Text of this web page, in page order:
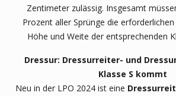
Zentimeter zulässig. Insgesamt
Prozent aller Sprünge die
Höhe und Weite der entsprechenden
Dressur: Dressurreiter- und
Klasse S kommt
Neu in der LPO 2024 ist eine